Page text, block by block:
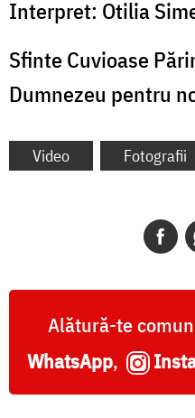
Interpret: Otilia
Sfinte Cuvioase
Dumnezeu pentru
Video Fotografii
Alătură-te
WhatsApp,